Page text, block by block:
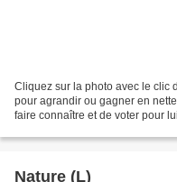
Cliquez sur la photo avec le clic
pour agrandir ou gagner en
faire connaître et de voter pour lui.
Nature (L)